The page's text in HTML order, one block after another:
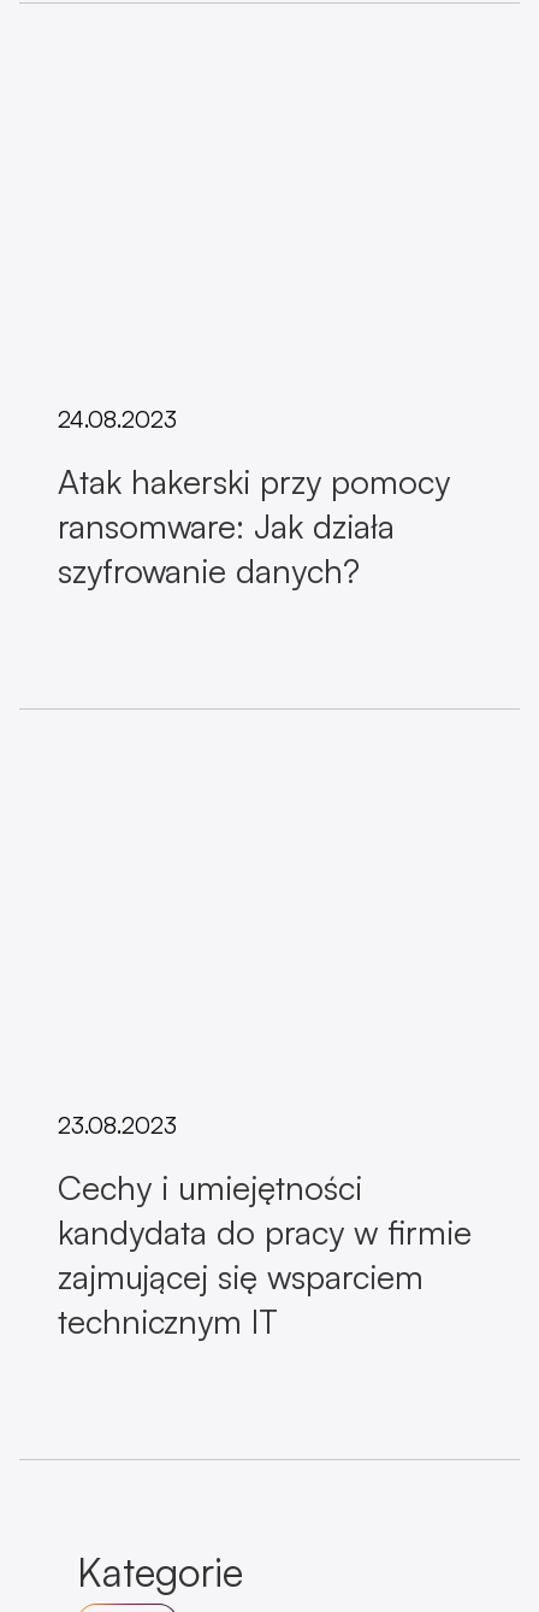
24.08.2023
Atak hakerski przy pomocy
ransomware: Jak działa
szyfrowanie danych?
23.08.2023
Cechy i umiejętności
kandydata do pracy w firmie
zajmującej się wsparciem
technicznym IT
Kategorie